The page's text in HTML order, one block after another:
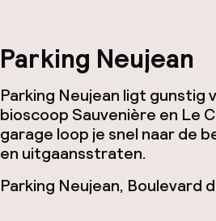
Parking Neujean
Parking Neujean ligt gunstig
bioscoop Sauvenière en Le
garage loop je snel naar de
en uitgaansstraten.
Parking Neujean, Boulevard